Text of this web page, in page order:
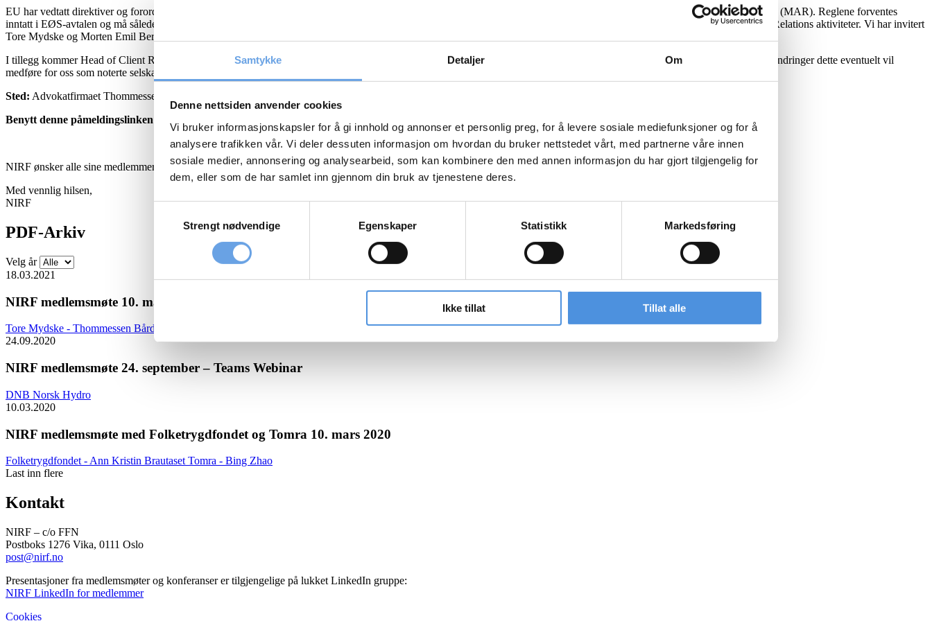
Samtykke Detaljer Om
Denne nettsiden anvender cookies
Vi bruker informasjonskapsler for å gi innhold og annonser et personlig preg, for å levere sosiale mediefunksjoner og for å
analysere trafikken vår. Vi deler dessuten informasjon om hvordan du bruker nettstedet vårt, med partnerne våre innen
sosiale medier, annonsering og analysearbeid, som kan kombinere den med annen informasjon du har gjort tilgjengelig for
dem, eller som de har samlet inn gjennom din bruk av tjenestene deres.
Strengt nødvendige
Egenskaper Statistikk Markedsføring
Ikke tillat Tillat alle
EU har vedtatt direktiver og forordninger som erstatter eller endrer tre direktiver på verdipapirområdet, henholdsvis MiFID, rapporteringsdirektivet og markedsmisbruksdirektivet (MAR). Reglene forventes
inntatt i EØS-avtalen og må således implementeres og harmoniseres med gjeldende norsk regelverk. En del av dette vil ha direkte eller indirekte innvirkning på typiske Investor Relations aktiviteter. Vi har invitert
Tore Mydske og Morten Emil Bergan fra advokatfirmaet Thommessen til å gi oss en innføring i MAR og praktiske konsekvenser av forventede endringer av dette direktivet.
I tillegg kommer Head of Client Relationship Management hos Carnegie, Charlotte Stirling, for å fortelle hvordan investeringsbankene planlegger å tilpasse seg MiFID II og forandringer dette eventuelt vil
medføre for oss som noterte selskap.
Sted: Advokatfirmaet Thommessen, Haakon VIIs gate 10.
Benytt denne påmeldingslinken:
NIRF ønsker alle sine medlemmer hjertelig velkommen!
Med vennlig hilsen,
NIRF
PDF-Arkiv
Velg år
18.03.2021
NIRF medlemsmøte 10. mars 2021
Tore Mydske - Thommessen Bård Bringedal - Storebrand
24.09.2020
NIRF medlemsmøte 24. september – Teams Webinar
DNB Norsk Hydro
10.03.2020
NIRF medlemsmøte med Folketrygdfondet og Tomra 10. mars 2020
Folketrygdfondet - Ann Kristin Brautaset Tomra - Bing Zhao
Last inn flere
Kontakt
NIRF – c/o FFN
Postboks 1276 Vika, 0111 Oslo
post@nirf.no
Presentasjoner fra medlemsmøter og konferanser er tilgjengelige på lukket LinkedIn gruppe:
NIRF LinkedIn for medlemmer
Cookies